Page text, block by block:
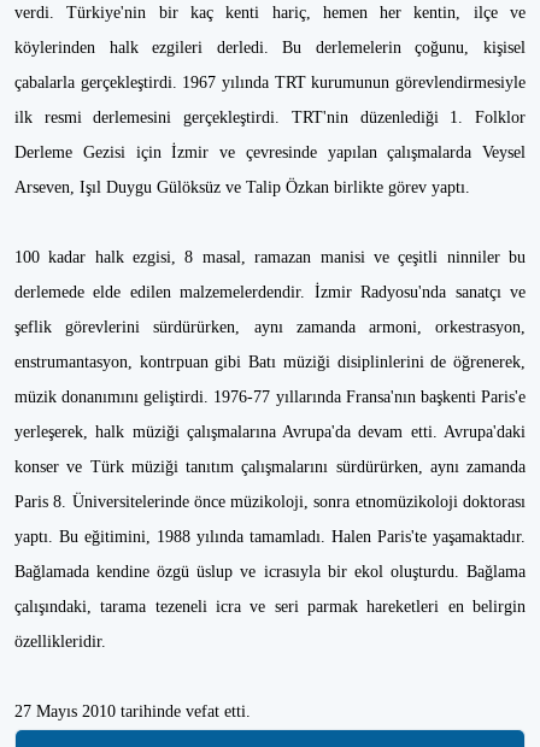
verdi. Türkiye'nin bir kaç kenti hariç, hemen her kentin, ilçe ve
köylerinden halk ezgileri derledi. Bu derlemelerin çoğunu, kişisel
çabalarla gerçekleştirdi. 1967 yılında TRT kurumunun görevlendirmesiyle
ilk resmi derlemesini gerçekleştirdi. TRT'nin düzenlediği 1. Folklor
Derleme Gezisi için İzmir ve çevresinde yapılan çalışmalarda Veysel
Arseven, Işıl Duygu Gülöksüz ve Talip Özkan birlikte görev yaptı.
100 kadar halk ezgisi, 8 masal, ramazan manisi ve çeşitli ninniler bu
derlemede elde edilen malzemelerdendir. İzmir Radyosu'nda sanatçı ve
şeflik görevlerini sürdürürken, aynı zamanda armoni, orkestrasyon,
enstrumantasyon, kontrpuan gibi Batı müziği disiplinlerini de öğrenerek,
müzik donanımını geliştirdi. 1976-77 yıllarında Fransa'nın başkenti Paris'e
yerleşerek, halk müziği çalışmalarına Avrupa'da devam etti. Avrupa'daki
konser ve Türk müziği tanıtım çalışmalarını sürdürürken, aynı zamanda
Paris 8. Üniversitelerinde önce müzikoloji, sonra etnomüzikoloji doktorası
yaptı. Bu eğitimini, 1988 yılında tamamladı. Halen Paris'te yaşamaktadır.
Bağlamada kendine özgü üslup ve icrasıyla bir ekol oluşturdu. Bağlama
çalışındaki, tarama tezeneli icra ve seri parmak hareketleri en belirgin
özellikleridir.
27 Mayıs 2010 tarihinde vefat etti.